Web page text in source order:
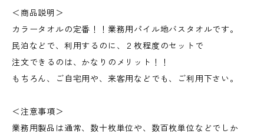
＜商品説明＞
カラータオルの定番！！業務用パイル地バスタオルです。
民泊などで、利用するのに、２枚程度のセットで
注文できるのは、かなりのメリット！！
もちろん、ご自宅用や、来客用などでも、ご利用下さい。
＜注意事項＞
業務用製品は通常、数十枚単位や、数百枚単位などでしか